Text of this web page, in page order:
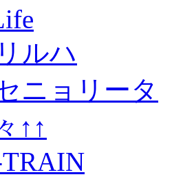
ルハ
ニョリータ
↑↑